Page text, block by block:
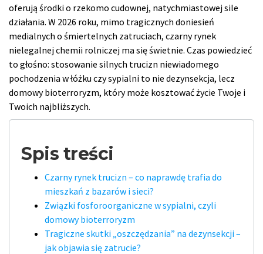
oferują środki o rzekomo cudownej, natychmiastowej sile
działania. W 2026 roku, mimo tragicznych doniesień
medialnych o śmiertelnych zatruciach, czarny rynek
nielegalnej chemii rolniczej ma się świetnie. Czas powiedzieć
to głośno: stosowanie silnych trucizn niewiadomego
pochodzenia w łóżku czy sypialni to nie dezynsekcja, lecz
domowy bioterroryzm, który może kosztować życie Twoje i
Twoich najbliższych.
Spis treści
Czarny rynek trucizn – co naprawdę trafia do
mieszkań z bazarów i sieci?
Związki fosforoorganiczne w sypialni, czyli
domowy bioterroryzm
Tragiczne skutki „oszczędzania” na dezynsekcji –
jak objawia się zatrucie?